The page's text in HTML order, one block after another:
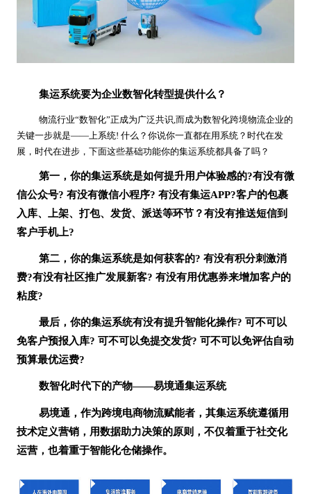
集运系统要为企业数智化转型提供什么？
物流行业“数智化”正成为广泛共识,而成为数智化跨境物流企业的
关键一步就是——上系统! 什么？你说你一直都在用系统？时代在发
展，时代在进步，下面这些基础功能你的集运系统都具备了吗？
第一，你的集运系统是如何提升用户体验感的?有没有微
信公众号? 有没有微信小程序? 有没有集运APP?客户的包裹
入库、上架、打包、发货、派送等环节？有没有推送短信到
客户手机上?
第二，你的集运系统是如何获客的? 有没有积分刺激消
费?有没有社区推广发展新客? 有没有用优惠券来增加客户的
粘度?
最后，你的集运系统有没有提升智能化操作? 可不可以
免客户预报入库? 可不可以免提交发货? 可不可以免评估自动
预算最优运费?
数智化时代下的产物——易境通集运系统
易境通，作为跨境电商物流赋能者，其集运系统遵循用
技术定义营销，用数据助力决策的原则，不仅着重于社交化
运营，也着重于智能化仓储操作。